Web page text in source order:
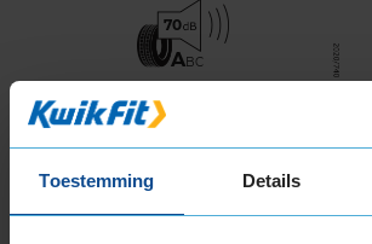
Toestemming Details
70
ABC
brandstofefficiëntie-label C, wat
met een goede